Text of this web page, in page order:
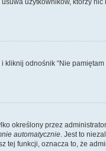
odnośnik “Nie pamiętam
określony przez
automatycznie . Jest to
funkcji, oznacza to, że